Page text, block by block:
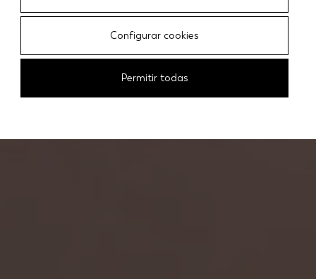
Configurar cookies
Permitir todas